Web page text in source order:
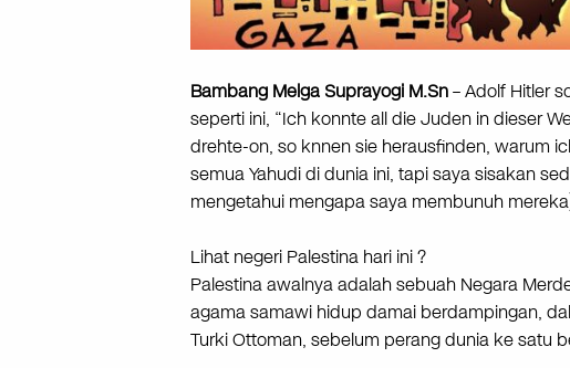
Bambang Melga Suprayogi M.Sn– Adolf Hitler
seperti ini, “Ich konnte all die Juden in dieser
drehte-on, so knnen sie herausfinden, warum
semua Yahudi di dunia ini, tapi saya sisakan
mengetahui mengapa saya membunuh
Lihat negeri Palestina hari ini ?
Palestina awalnya adalah sebuah Negara
agama samawi hidup damai berdampingan,
Turki Ottoman, sebelum perang dunia ke satu